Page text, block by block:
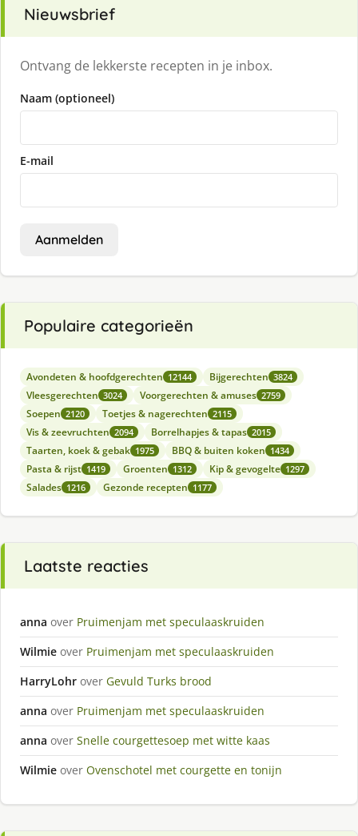
Nieuwsbrief
Ontvang de lekkerste recepten in je inbox.
Naam (optioneel)
E-mail
Aanmelden
Populaire categorieën
Avondeten & hoofdgerechten 12144 Bijgerechten 3824
Vleesgerechten 3024 Voorgerechten & amuses 2759
Soepen 2120 Toetjes & nagerechten 2115
Vis & zeevruchten 2094 Borrelhapjes & tapas 2015
Taarten, koek & gebak 1975 BBQ & buiten koken 1434
Pasta & rijst 1419 Groenten 1312 Kip & gevogelte 1297
Salades 1216 Gezonde recepten 1177
Laatste reacties
anna over Pruimenjam met speculaaskruiden
Wilmie over Pruimenjam met speculaaskruiden
HarryLohr over Gevuld Turks brood
anna over Pruimenjam met speculaaskruiden
anna over Snelle courgettesoep met witte kaas
Wilmie over Ovenschotel met courgette en tonijn